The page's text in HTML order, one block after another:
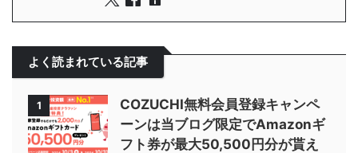
よく読まれている記事
1
COZUCHI無料会員登録キャンペ
ーンは当ブログ限定でAmazonギ
フト券が最大50,500円分が貰え